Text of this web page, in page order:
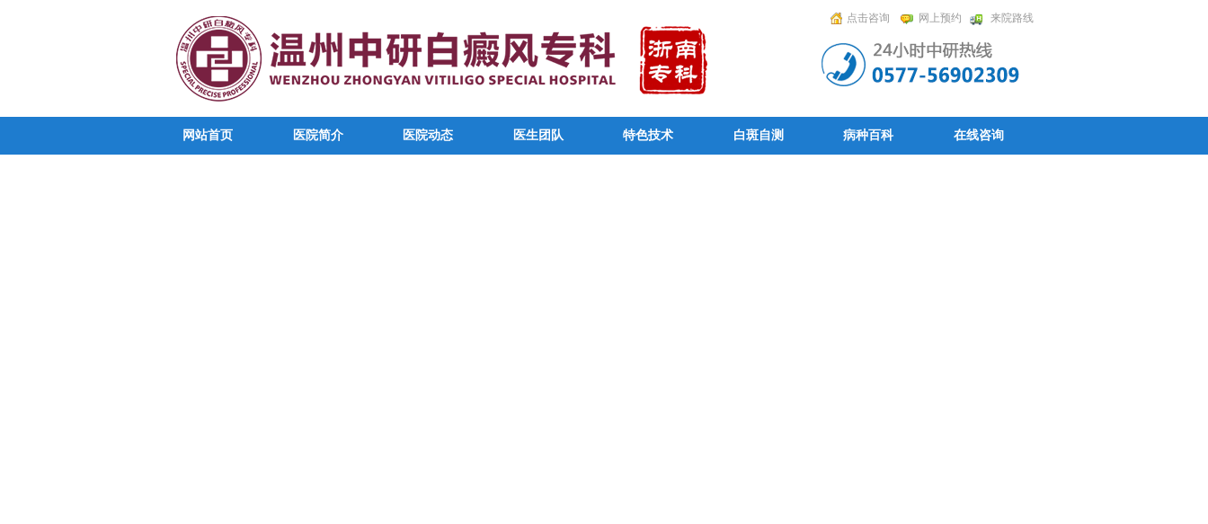
点击咨询 网上预约 来院路线
网站首页 医院简介 医院动态 医生团队 特色技术 白斑自测 病种百科 在线咨询